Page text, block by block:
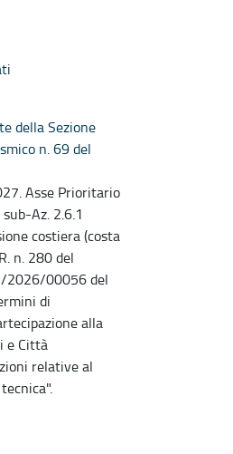
della Sezione
n. 69 del
Asse Prioritario
Az. 2.6.1
costiera (costa
n. 280 del
2026/00056 del
di
alla
e Città
relative al